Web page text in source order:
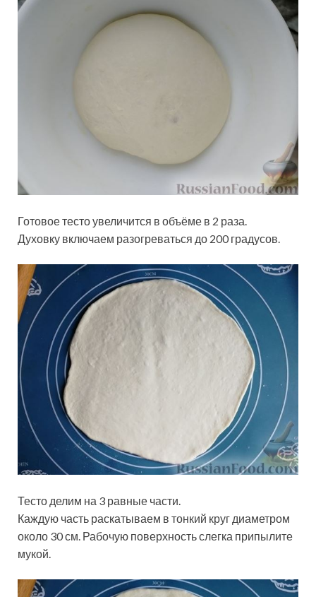
Готовое тесто увеличится в объёме в 2 раза.
Духовку включаем разогреваться до 200 градусов.
Тесто делим на 3 равные части.
Каждую часть раскатываем в тонкий круг диаметром
около 30 см. Рабочую поверхность слегка припылите
мукой.